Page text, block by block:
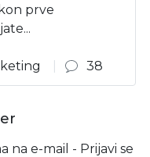
prve
38
na e-mail - Prijavi se